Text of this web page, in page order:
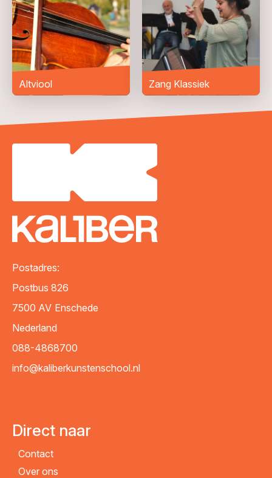
Altviool Zang Klassiek
Postadres:
Postbus 826
7500 AV Enschede
Nederland
088-4868700
info@kaliberkunstenschool.nl
Direct naar
Contact
Over ons